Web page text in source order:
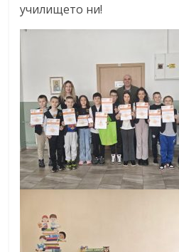
училището ни!